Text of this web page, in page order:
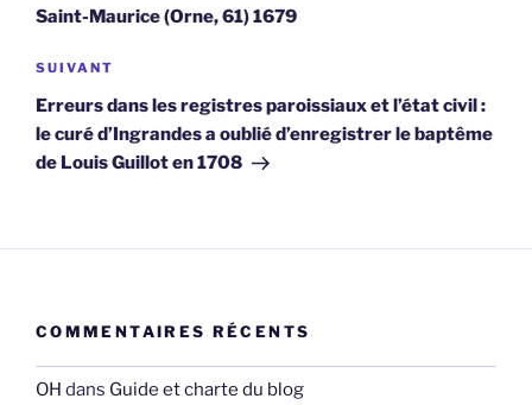
Saint-Maurice (Orne, 61) 1679
Article
suivant
SUIVANT
Erreurs dans les registres paroissiaux et l’état civil :
le curé d’Ingrandes a oublié d’enregistrer le baptême
de Louis Guillot en 1708
COMMENTAIRES RÉCENTS
OH dans Guide et charte du blog